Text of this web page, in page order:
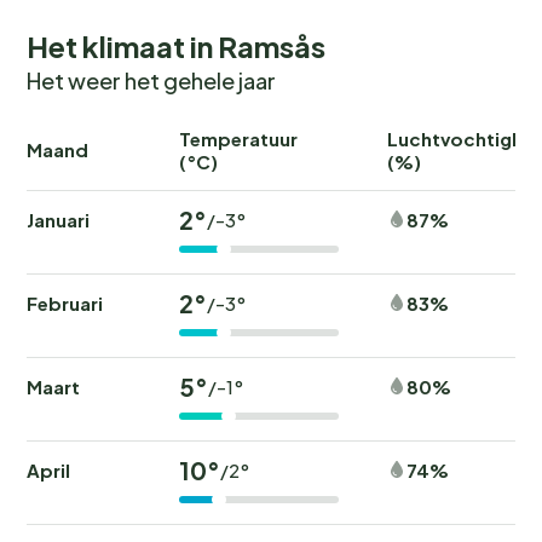
werelderfgoed Grimeton. Voor de
golfenthousiastelingen zijn er verschillende mooie
Gk, de westelijke baan.
Het klimaat in Ramsås
Het weer het gehele jaar
Maand
Temperatuur
(°C)
(%)
Januari 2°/-3° 87%
Februari 2°/-3° 83%
Maart 5°/-1° 80%
April 10°/2° 74%